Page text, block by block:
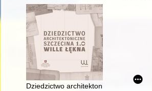
Dziedzictwo architektoniczne